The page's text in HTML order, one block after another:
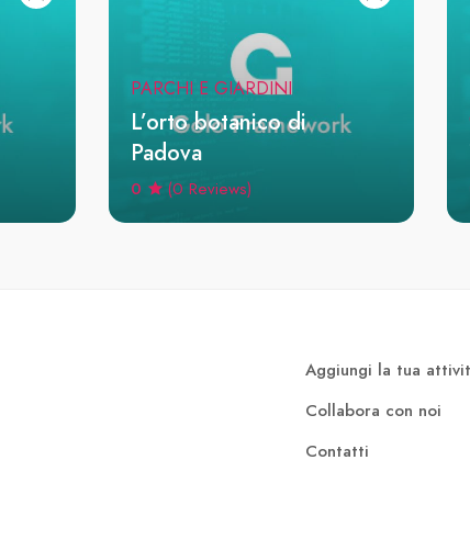
PARCHI E GIARDINI
L’orto botanico di
Padova
0 (0 Reviews)
Aggiungi la tua
Collabora con noi
Contatti